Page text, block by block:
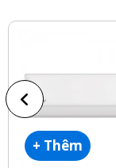
+ Thêm